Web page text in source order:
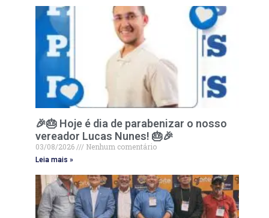
🎉🎂 Hoje é dia de parabenizar o nosso
vereador Lucas Nunes! 🎂🎉
03/08/2026 Nenhum comentário
Leia mais »